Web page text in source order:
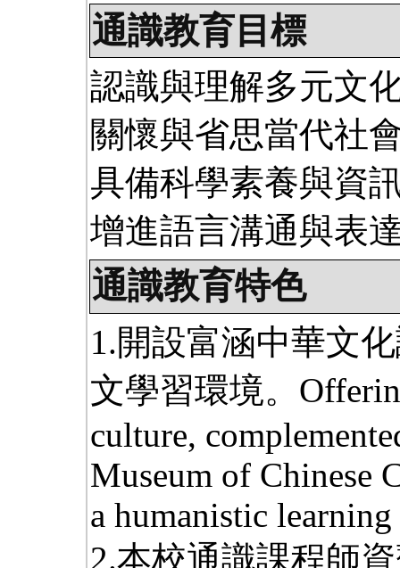
通識教育目標
認識與理解多元文
關懷與省思當代社
具備科學素養與資
增進語言溝通與表
通識教育特色
1.開設富涵中華文
文學習環境。
culture,
Museum of Chinese
a humanistic
2.本校通識課程師